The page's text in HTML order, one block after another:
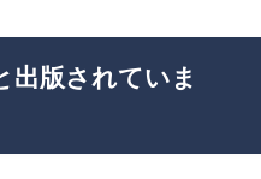
出版されていま